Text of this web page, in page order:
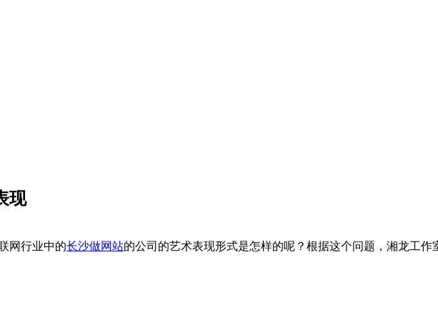
现
网行业中的长沙做网站的公司的艺术表现形式是怎样的呢？根据这个问题，湘龙工作